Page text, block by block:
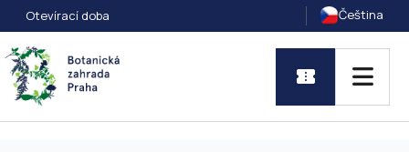
Otevírací doba Čeština